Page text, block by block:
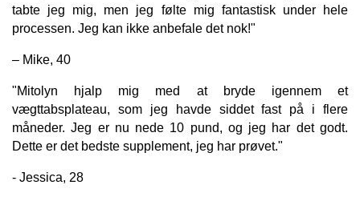
tabte jeg mig, men jeg følte mig fantastisk under hele
processen. Jeg kan ikke anbefale det nok!"
– Mike, 40
"Mitolyn hjalp mig med at bryde igennem et
vægttabsplateau, som jeg havde siddet fast på i flere
måneder. Jeg er nu nede 10 pund, og jeg har det godt.
Dette er det bedste supplement, jeg har prøvet."
- Jessica, 28